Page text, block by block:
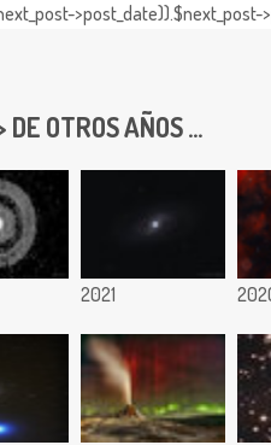
>post_date)).$next_post-
OTROS AÑOS ...
2021